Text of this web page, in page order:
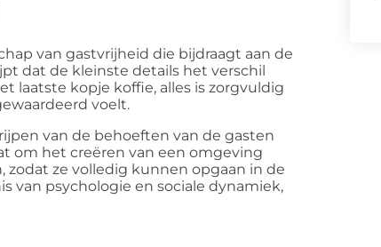
van gastvrijheid die bijdraagt aan de
dat de kleinste details het verschil
laatste kopje koffie, alles is zorgvuldig
voelt.
van de behoeften van de gasten
om het creëren van een omgeving
zodat ze volledig kunnen opgaan in de
van psychologie en sociale dynamiek,